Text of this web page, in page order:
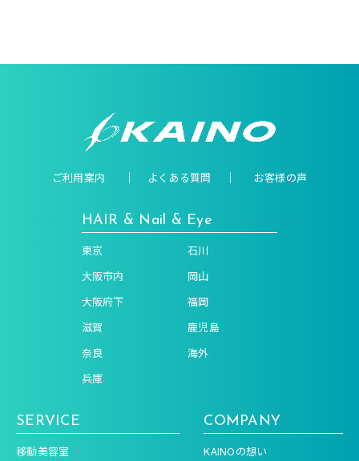
ご利用案内 よくある質問 お客様の声
HAIR & Nail & Eye
東京
大阪市内
大阪府下
滋賀
奈良
兵庫
石川
岡山
福岡
鹿児島
海外
SERVICE
移動美容室
COMPANY
KAINOの想い